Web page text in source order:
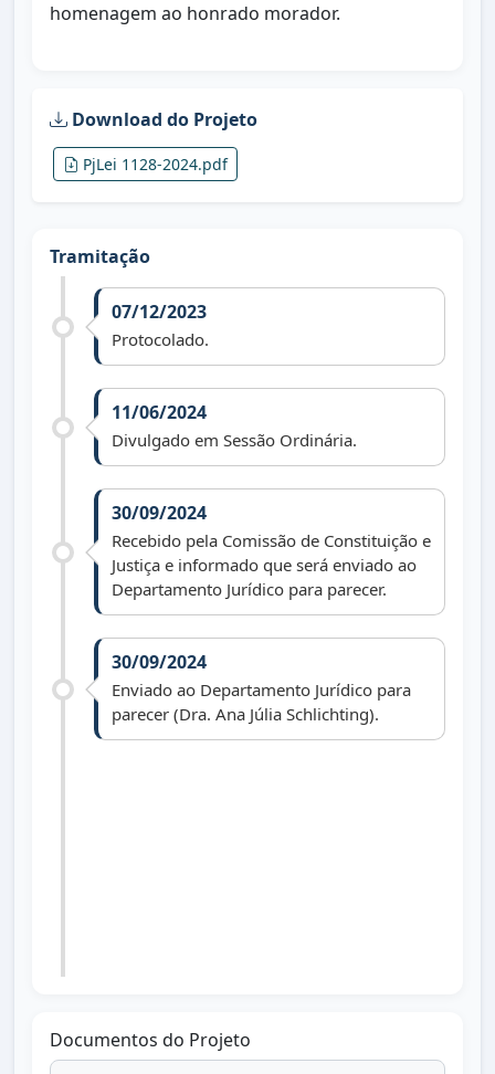
homenagem ao honrado morador.
Download do Projeto
PjLei 1128-2024.pdf
Tramitação
07/12/2023
Protocolado.
11/06/2024
Divulgado em Sessão Ordinária.
30/09/2024
Recebido pela Comissão de Constituição e
Justiça e informado que será enviado ao
Departamento Jurídico para parecer.
30/09/2024
Enviado ao Departamento Jurídico para
parecer (Dra. Ana Júlia Schlichting).
Documentos do Projeto